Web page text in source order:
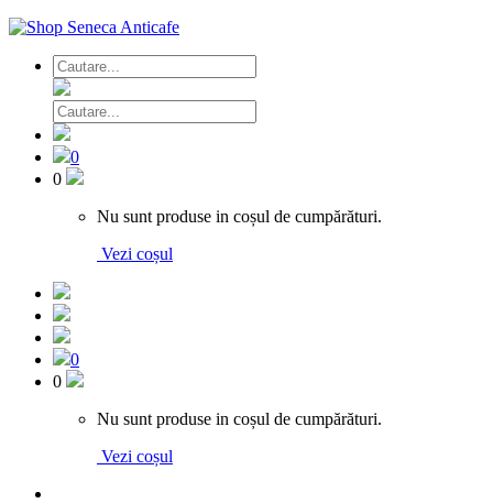
0
0
Nu sunt produse in coșul de cumpărături.
Vezi coșul
0
0
Nu sunt produse in coșul de cumpărături.
Vezi coșul